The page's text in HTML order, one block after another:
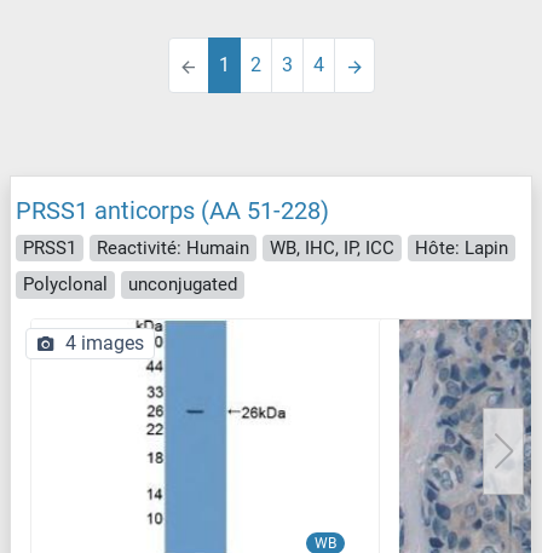
1 2 3 4
PRSS1 anticorps (AA 51-228)
PRSS1 Reactivité: Humain WB, IHC, IP, ICC
Hôte: Lapin
Polyclonal
unconjugated
WB
4 images